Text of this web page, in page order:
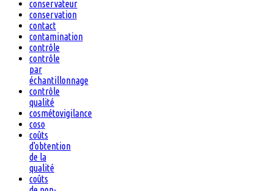
conservateur
conservation
contact
contamination
contrôle
contrôle
par
échantillonnage
contrôle
qualité
cosmétovigilance
coso
coûts
d'obtention
de la
qualité
coûts